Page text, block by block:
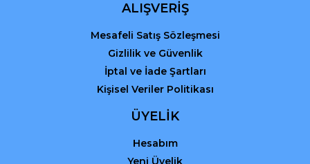
ALIŞVERİŞ
Mesafeli Satış Sözleşmesi
Gizlilik ve Güvenlik
İptal ve İade Şartları
Kişisel Veriler Politikası
ÜYELİK
Hesabım
Yeni Üyelik